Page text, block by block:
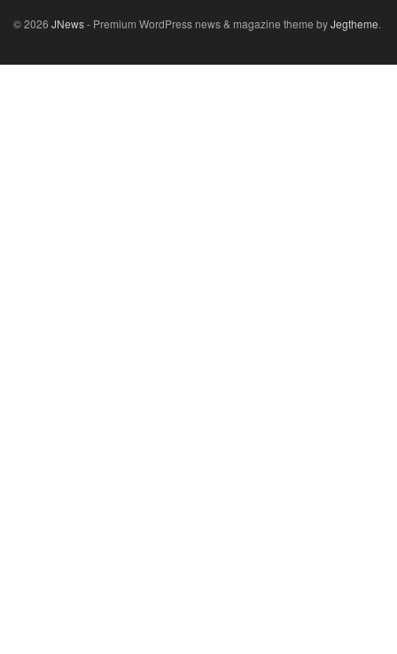
© 2026 JNews- Premium WordPress news & magazine theme byJegtheme.